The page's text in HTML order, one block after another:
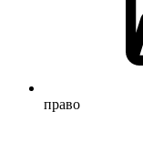
право